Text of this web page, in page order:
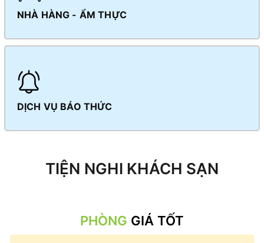
NHÀ HÀNG - ẨM THỰC
DỊCH VỤ BÁO THỨC
TIỆN NGHI KHÁCH SẠN
PHÒNG GIÁ TỐT